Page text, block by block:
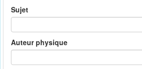
Sujet
Auteur physique